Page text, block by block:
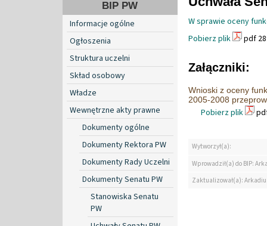
BIP PW
Informacje ogólne
Ogłoszenia
Struktura uczelni
Skład osobowy
Władze
Wewnętrzne akty prawne
Dokumenty ogólne
Dokumenty Rektora PW
Dokumenty Rady Uczelni
Dokumenty Senatu PW
Stanowiska Senatu
PW
W sprawie oceny
Pobierz plik
pdf
Załączniki:
Wnioski z oceny
2005-2008
Pobierz plik
Wytworzył(a):
Wprowadził(a) do BIP:
Zaktualizował(a):